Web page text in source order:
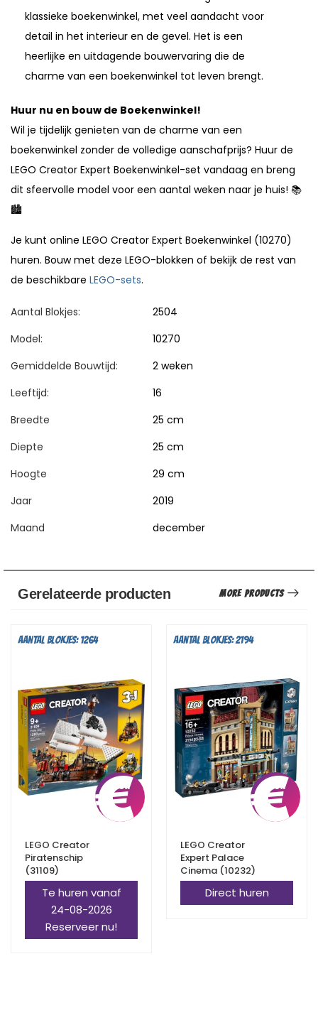
klassieke boekenwinkel, met veel aandacht voor
detail in het interieur en de gevel. Het is een
heerlijke en uitdagende bouwervaring die de
charme van een boekenwinkel tot leven brengt.
Huur nu en bouw de Boekenwinkel!
Wil je tijdelijk genieten van de charme van een
boekenwinkel zonder de volledige aanschafprijs? Huur de
LEGO Creator Expert Boekenwinkel-set vandaag en breng
dit sfeervolle model voor een aantal weken naar je huis! 📚
🏙️
Je kunt online LEGO Creator Expert Boekenwinkel (10270)
huren. Bouw met deze LEGO-blokken of bekijk de rest van
de beschikbare LEGO-sets.
Aantal Blokjes:
2504
Model:
10270
Gemiddelde Bouwtijd:
2 weken
Leeftijd:
16
Breedte
25 cm
Diepte
25 cm
Hoogte
29 cm
Jaar
2019
Maand
december
Gerelateerde producten More Products
Aantal blokjes: 1264
€7,25
LEGO Creator
Piratenschip
(31109)
Te huren vanaf
24-08-2026
Reserveer nu!
Aantal blokjes: 2194
€
LEGO Creator
Expert Palace
Cinema (10232)
Direct huren